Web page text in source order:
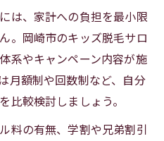
は、家計への負担を最小限
。岡崎市のキッズ脱毛サロ
系やキャンペーン内容が施
月額制や回数制など、自分
比較検討しましょう。
料の有無、学割や兄弟割引